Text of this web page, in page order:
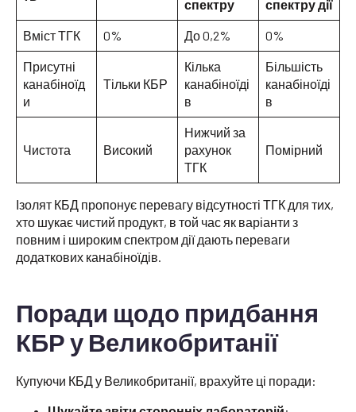
спектру спектру дії
Вміст ТГК 0% До 0,2% 0%
Присутні
канабіноїд
и
Тільки КБР
Кілька
канабіноїді
в
Більшість
канабіноїді
в
Чистота Високий
Нижчий за
рахунок
ТГК
Помірний
Ізолят КБД пропонує перевагу відсутності ТГК для тих,
хто шукає чистий продукт, в той час як варіанти з
повним і широким спектром дії дають переваги
додаткових канабіноїдів.
Поради щодо придбання
КБР у Великобританії
Купуючи КБД у Великобританії, врахуйте ці поради: